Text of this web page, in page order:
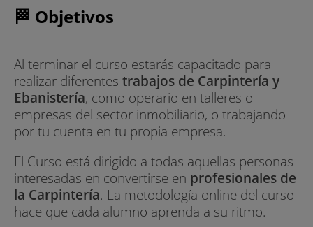
🏁 Objetivos
Al terminar el curso estarás capacitado para
realizar diferentes trabajos de Carpintería y
Ebanistería, como operario en talleres o
empresas del sector inmobiliario, o trabajando
por tu cuenta en tu propia empresa.
El Curso está dirigido a todas aquellas personas
interesadas en convertirse en profesionales de
la Carpintería. La metodología online del curso
hace que cada alumno aprenda a su ritmo.